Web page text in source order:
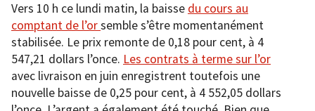
Vers 10 h ce lundi matin, la baisse du cours au
comptant de l’orsemble s’être momentanément
stabilisée. Le prix remonte de 0,18 pour cent, à 4
547,21 dollars l’once. Les contrats à terme sur l’or
avec livraison en juin enregistrent toutefois une
nouvelle baisse de 0,25 pour cent, à 4 552,05 dollars